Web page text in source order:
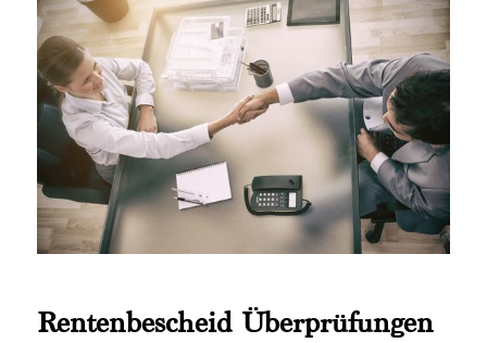
Rentenbescheid Überprüfungen